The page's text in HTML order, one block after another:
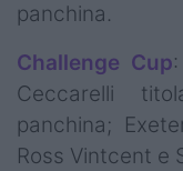
panchina.
Challenge Cup
Ceccarelli
panchina;
Ross Vintcent e